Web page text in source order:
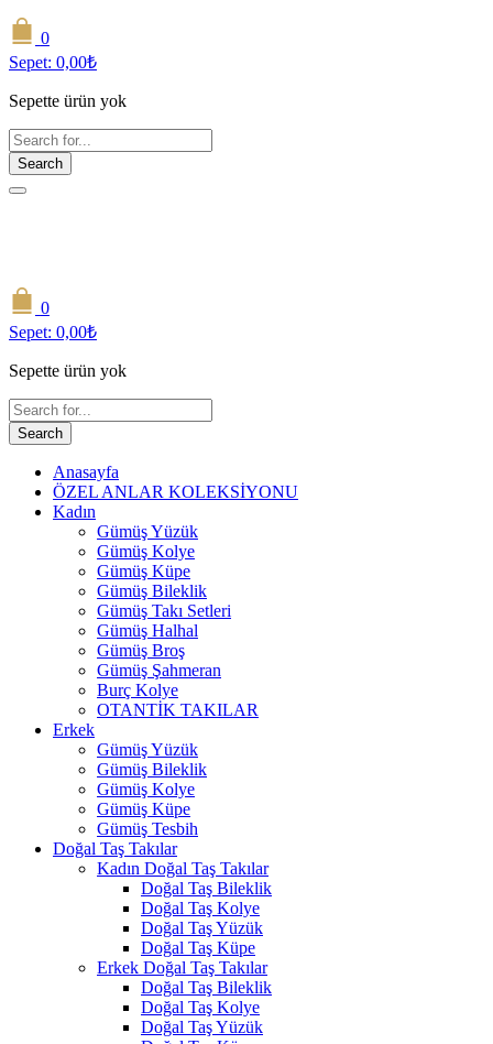
0
Sepet: 0,00₺
Sepette ürün yok
Search
0
Sepet: 0,00₺
Sepette ürün yok
Search
Anasayfa
ÖZEL ANLAR KOLEKSİYONU
Kadın
Gümüş Yüzük
Gümüş Kolye
Gümüş Küpe
Gümüş Bileklik
Gümüş Takı Setleri
Gümüş Halhal
Gümüş Broş
Gümüş Şahmeran
Burç Kolye
OTANTİK TAKILAR
Erkek
Gümüş Yüzük
Gümüş Bileklik
Gümüş Kolye
Gümüş Küpe
Gümüş Tesbih
Doğal Taş Takılar
Kadın Doğal Taş Takılar
Doğal Taş Bileklik
Doğal Taş Kolye
Doğal Taş Yüzük
Doğal Taş Küpe
Erkek Doğal Taş Takılar
Doğal Taş Bileklik
Doğal Taş Kolye
Doğal Taş Yüzük